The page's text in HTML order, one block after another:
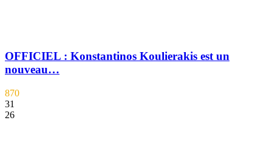
OFFICIEL : Konstantinos Koulierakis est un
nouveau…
870
31
26